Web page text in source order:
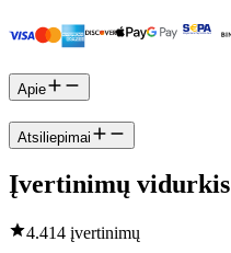
Apie
Atsiliepimai
Įvertinimų vidurkis
4.414 įvertinimų